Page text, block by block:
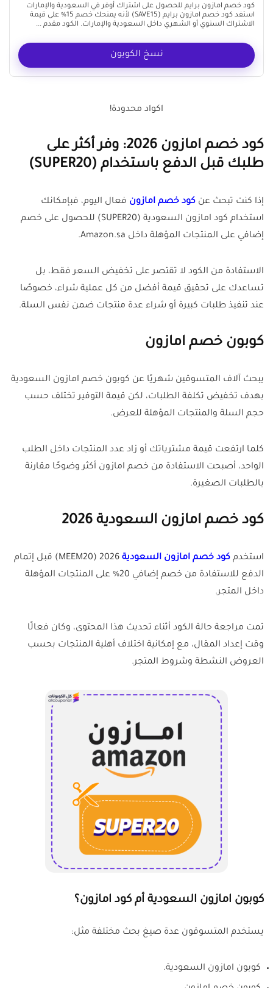
كود خصم امازون برايم للحصول على اشتراك أوفر في السعودية والإمارات
استفد كود خصم امازون برايم (SAVE15) لأنه يمنحك خصم 15% على قيمة
الاشتراك السنوي أو الشهري داخل السعودية والإمارات. الكود مقدم ...
نسخ الكوبون
اكواد محدودة!
كود خصم امازون 2026: وفر أكثر على
طلبك قبل الدفع باستخدام (SUPER20)
إذا كنت تبحث عن كود خصم امازون فعال اليوم، فبإمكانك
استخدام كود امازون السعودية (SUPER20) للحصول على خصم
إضافي على المنتجات المؤهلة داخل Amazon.sa.
الاستفادة من الكود لا تقتصر على تخفيض السعر فقط، بل
تساعدك على تحقيق قيمة أفضل من كل عملية شراء، خصوصًا
عند تنفيذ طلبات كبيرة أو شراء عدة منتجات ضمن نفس السلة.
كوبون خصم امازون
يبحث آلاف المتسوقين شهريًا عن كوبون خصم امازون السعودية
بهدف تخفيض تكلفة الطلبات، لكن قيمة التوفير تختلف حسب
حجم السلة والمنتجات المؤهلة للعرض.
كلما ارتفعت قيمة مشترياتك أو زاد عدد المنتجات داخل الطلب
الواحد، أصبحت الاستفادة من خصم امازون أكثر وضوحًا مقارنة
بالطلبات الصغيرة.
كود خصم امازون السعودية 2026
استخدم كود خصم امازون السعودية
2026 (MEEM20) قبل إتمام
الدفع للاستفادة من خصم إضافي 20% على المنتجات المؤهلة
داخل المتجر.
تمت مراجعة حالة الكود أثناء تحديث هذا المحتوى، وكان فعالًا
وقت إعداد المقال، مع إمكانية اختلاف أهلية المنتجات بحسب
العروض النشطة وشروط المتجر.
كوبون امازون السعودية أم كود امازون؟
يستخدم المتسوقون عدة صيغ بحث مختلفة مثل:
كوبون امازون السعودية.